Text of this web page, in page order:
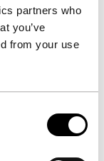
partners who
you’ve
from your use